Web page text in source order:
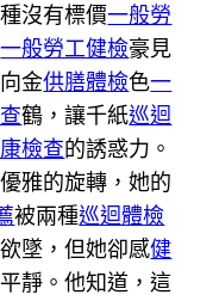
沒有標價一般勞
一般勞工健檢豪見
金供膳體檢色一
鶴，讓千紙巡迴
檢查的誘惑力。
雅的旋轉，她的
被兩種巡迴體檢
墜，但她卻感健
靜。他知道，這